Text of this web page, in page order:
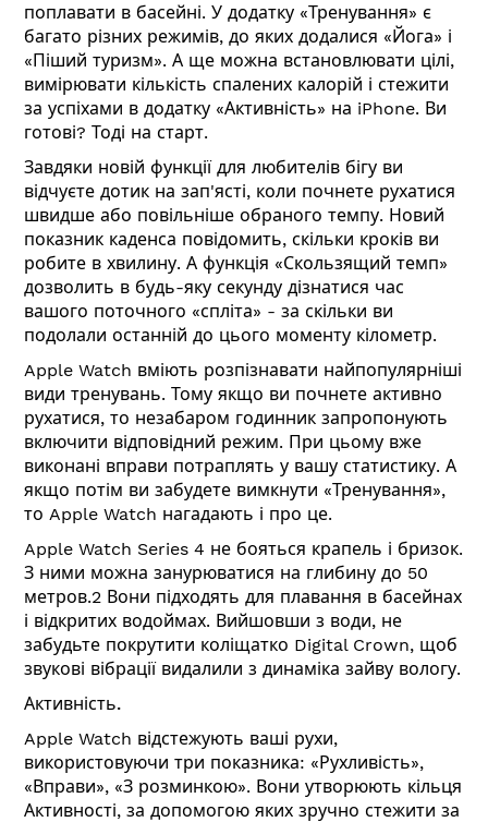
поплавати в басейні. У додатку «Тренування» є
багато різних режимів, до яких додалися «Йога» і
«Піший туризм». А ще можна встановлювати цілі,
вимірювати кількість спалених калорій і стежити
за успіхами в додатку «Активність» на iPhone. Ви
готові? Тоді на старт.
Завдяки новій функції для любителів бігу ви
відчуєте дотик на зап'ясті, коли почнете рухатися
швидше або повільніше обраного темпу. Новий
показник каденса повідомить, скільки кроків ви
робите в хвилину. А функція «Скользящий темп»
дозволить в будь-яку секунду дізнатися час
вашого поточного «спліта» - за скільки ви
подолали останній до цього моменту кілометр.
Apple Watch вміють розпізнавати найпопулярніші
види тренувань. Тому якщо ви почнете активно
рухатися, то незабаром годинник запропонують
включити відповідний режим. При цьому вже
виконані вправи потраплять у вашу статистику. А
якщо потім ви забудете вимкнути «Тренування»,
то Apple Watch нагадають і про це.
Apple Watch Series 4 не бояться крапель і бризок.
З ними можна занурюватися на глибину до 50
метров.2 Вони підходять для плавання в басейнах
і відкритих водоймах. Вийшовши з води, не
забудьте покрутити коліщатко Digital Crown, щоб
звукові вібрації видалили з динаміка зайву вологу.
Активність.
Apple Watch відстежують ваші рухи,
використовуючи три показника: «Рухливість»,
«Вправи», «З розминкою». Вони утворюють кільця
Активності, за допомогою яких зручно стежити за